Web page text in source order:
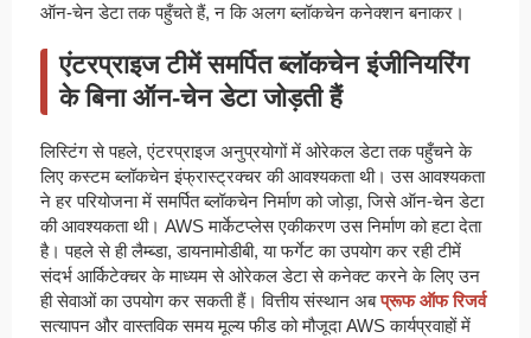
ऑन-चेन डेटा तक पहुँचते हैं, न कि अलग ब्लॉकचेन कनेक्शन बनाकर।
एंटरप्राइज टीमें समर्पित ब्लॉकचेन इंजीनियरिंग
के बिना ऑन-चेन डेटा जोड़ती हैं
लिस्टिंग से पहले, एंटरप्राइज अनुप्रयोगों में ओरेकल डेटा तक पहुँचने के
लिए कस्टम ब्लॉकचेन इंफ्रास्ट्रक्चर की आवश्यकता थी। उस आवश्यकता
ने हर परियोजना में समर्पित ब्लॉकचेन निर्माण को जोड़ा, जिसे ऑन-चेन डेटा
की आवश्यकता थी। AWS मार्केटप्लेस एकीकरण उस निर्माण को हटा देता
है। पहले से ही लैम्ब्डा, डायनामोडीबी, या फर्गेट का उपयोग कर रही टीमें
संदर्भ आर्किटेक्चर के माध्यम से ओरेकल डेटा से कनेक्ट करने के लिए उन
ही सेवाओं का उपयोग कर सकती हैं। वित्तीय संस्थान अबप्रूफ ऑफ रिजर्व
सत्यापन और वास्तविक समय मूल्य फीड को मौजूदा AWS कार्यप्रवाहों में